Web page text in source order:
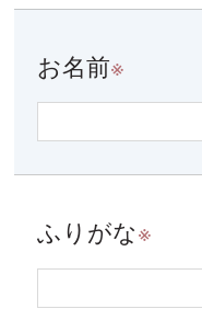
お名前※
ふりがな※